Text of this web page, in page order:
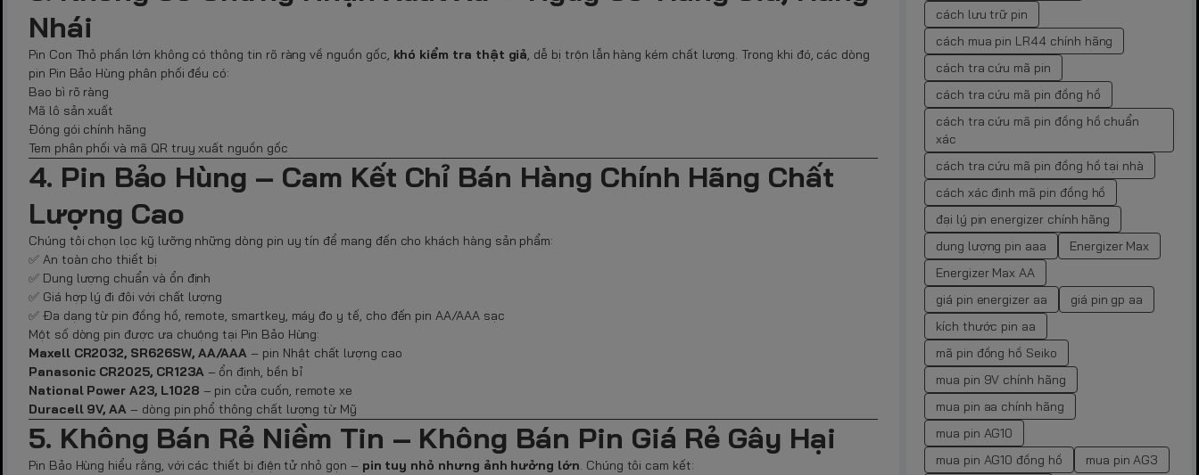
Nhái
Pin Con Thỏ phần lớn không có thông tin rõ ràng về nguồn gốc, khó kiểm tra thật giả, dễ bị trộn lẫn hàng kém chất lượng. Trong khi đó, các dòng
pin Pin Bảo Hùng phân phối đều có:
Bao bì rõ ràng
Mã lô sản xuất
Đóng gói chính hãng
Tem phân phối và mã QR truy xuất nguồn gốc
4. Pin Bảo Hùng – Cam Kết Chỉ Bán Hàng Chính Hãng Chất
Lượng Cao
Chúng tôi chọn lọc kỹ lưỡng những dòng pin uy tín để mang đến cho khách hàng sản phẩm:
✅ An toàn cho thiết bị
✅ Dung lượng chuẩn và ổn định
✅ Giá hợp lý đi đôi với chất lượng
✅ Đa dạng từ pin đồng hồ, remote, smartkey, máy đo y tế, cho đến pin AA/AAA sạc
Một số dòng pin được ưa chuộng tại Pin Bảo Hùng:
Maxell CR2032, SR626SW, AA/AAA – pin Nhật chất lượng cao
Panasonic CR2025, CR123A– ổn định, bền bỉ
National Power A23, L1028 – pin cửa cuốn, remote xe
Duracell 9V, AA – dòng pin phổ thông chất lượng từ Mỹ
5. Không Bán Rẻ Niềm Tin – Không Bán Pin Giá Rẻ Gây Hại
Pin Bảo Hùng hiểu rằng, với các thiết bị điện tử nhỏ gọn – pin tuy nhỏ nhưng ảnh hưởng lớn. Chúng tôi cam kết:
cách lưu trữ pin
cách mua pin LR44 chính hãng
cách tra cứu mã pin
cách tra cứu mã pin đồng hồ
cách tra cứu mã pin đồng hồ chuẩn
xác
cách tra cứu mã pin đồng hồ tại nhà
cách xác định mã pin đồng hồ
đại lý pin energizer chính hãng
dung lượng pin aaa
Energizer Max
Energizer Max AA
giá pin energizer aa
giá pin gp aa
kích thước pin aa
mã pin đồng hồ Seiko
mua pin 9V chính hãng
mua pin aa chính hãng
mua pin AG10
mua pin AG10 đồng hồ
mua pin AG3